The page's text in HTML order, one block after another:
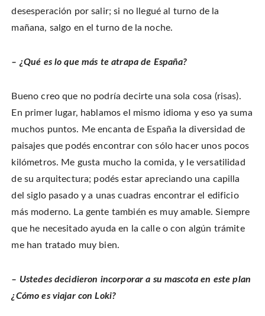
desesperación por salir; si no llegué al turno de la
mañana, salgo en el turno de la noche.
– ¿Qué es lo que más te atrapa de España?
Bueno creo que no podría decirte una sola cosa (risas).
En primer lugar, hablamos el mismo idioma y eso ya suma
muchos puntos. Me encanta de España la diversidad de
paisajes que podés encontrar con sólo hacer unos pocos
kilómetros. Me gusta mucho la comida, y le versatilidad
de su arquitectura; podés estar apreciando una capilla
del siglo pasado y a unas cuadras encontrar el edificio
más moderno. La gente también es muy amable. Siempre
que he necesitado ayuda en la calle o con algún trámite
me han tratado muy bien.
– Ustedes decidieron incorporar a su mascota en este plan
¿Cómo es viajar con Loki?